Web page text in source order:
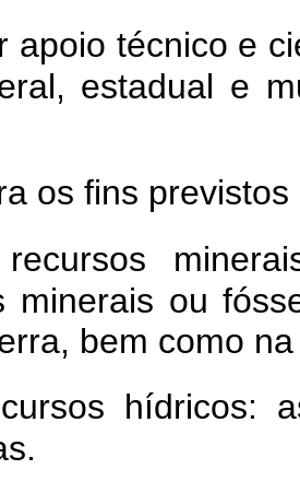
apoio técnico e
estadual e
os fins
minerais ou
bem como
hídricos: